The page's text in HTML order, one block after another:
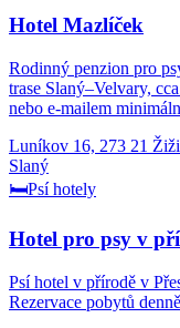
Hotel Mazlíček
Rodinný penzion pro
trase Slaný–Velvary,
nebo e-mailem
Luníkov 16, 273 21
Slaný
🛏️Psí hotely
Hotel pro psy v
Psí hotel v přírodě v
Rezervace pobytů